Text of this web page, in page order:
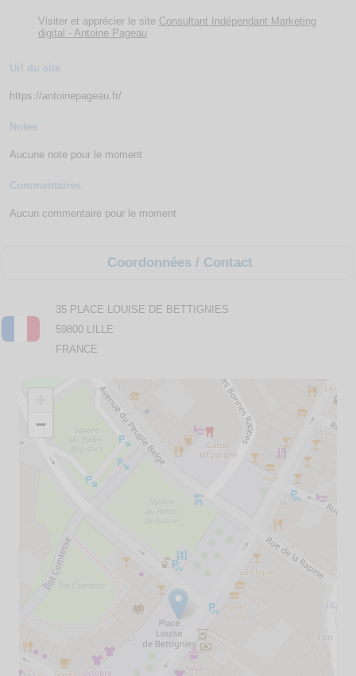
Visiter et apprécier le site Consultant Indépendant Marketing
digital - Antoine Pageau
Url du site
https://antoinepageau.fr/
Notes
Aucune note pour le moment
Commentaires
Aucun commentaire pour le moment
Coordonnées / Contact
35 PLACE LOUISE DE BETTIGNIES
59800 LILLE
FRANCE
−